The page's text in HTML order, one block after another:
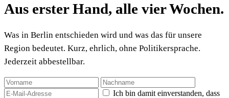
Aus erster Hand, alle vier Wochen.
Was in Berlin entschieden wird und was das für unsere
Region bedeutet. Kurz, ehrlich, ohne Politikersprache.
Jederzeit abbestellbar.
Ich bin damit einverstanden, dass